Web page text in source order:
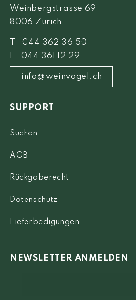
Weinbergstrasse 69
8006 Zürich
T 044 362 36 50
F 044 361 12 29
info@weinvogel.ch
SUPPORT
Suchen
AGB
Rückgaberecht
Datenschutz
Lieferbedigungen
NEWSLETTER ANMELDEN